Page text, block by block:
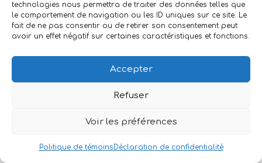
technologies nous permettra de traiter des données telles que
le comportement de navigation ou les ID uniques sur ce site. Le
fait de ne pas consentir ou de retirer son consentement peut
avoir un effet négatif sur certaines caractéristiques et fonctions.
Accepter
Refuser
Voir les préférences
Politique de témoins Déclaration de confidentialité
Match d’ouverture du National de Québec le 5
octobre
Le 13 octobre, j’ai immortalisé cette superbe shot
de Tristan Côté-Cazenave
Maurice Vézina